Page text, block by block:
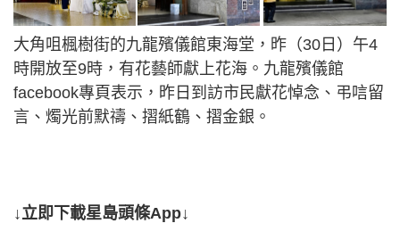
大角咀楓樹街的九龍殯儀館東海堂，昨（30日）午4
時開放至9時，有花藝師獻上花海。九龍殯儀館
facebook專頁表示，昨日到訪市民獻花悼念、弔唁留
言、燭光前默禱、摺紙鶴、摺金銀。
↓立即下載星島頭條App↓